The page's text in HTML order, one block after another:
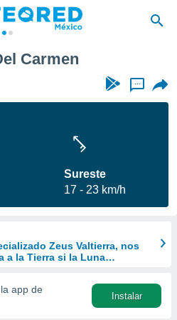
Carmen
...
Sureste
17
23 km/h
Zeus Valtierra, nos
a la Tierra si la Luna
la app de
Instalar